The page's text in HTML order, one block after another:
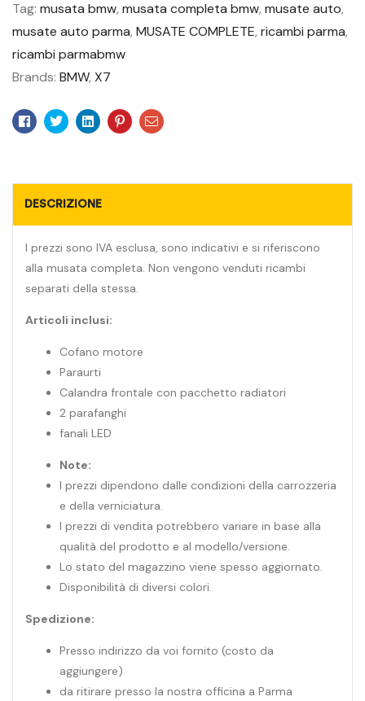
Tag: musata bmw, musata completa bmw, musate auto,
musate auto parma, MUSATE COMPLETE, ricambi parma,
ricambi parmabmw
Brands: BMW, X7
Facebook
TwitterLinkedinPinterest
Email
DESCRIZIONE
I prezzi sono IVA esclusa, sono indicativi e si riferiscono
alla musata completa. Non vengono venduti ricambi
separati della stessa.
Articoli inclusi:
Cofano motore
Paraurti
Calandra frontale con pacchetto radiatori
2 parafanghi
fanali LED
Note:
I prezzi dipendono dalle condizioni della carrozzeria
e della verniciatura.
I prezzi di vendita potrebbero variare in base alla
qualità del prodotto e al modello/versione.
Lo stato del magazzino viene spesso aggiornato.
Disponibilità di diversi colori.
Spedizione:
Presso indirizzo da voi fornito (costo da
aggiungere)
da ritirare presso la nostra officina a Parma